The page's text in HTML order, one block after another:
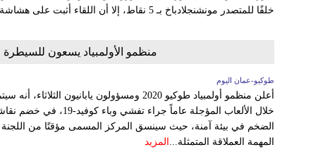
خلفًا للمتصدر مونشنجلادباخ بـ 5 نقاط، إلا أن اللقاء أثبت على هشاشة دفاع الملكي هذا الموسم....
منظمو الأولمبياد يسعون
طوكيو-عمان اليوم
أعلن منظمو أولمبياد طوكيو 2020 ومسؤولون
خلال الألعاب المؤجلة عاماً
الضخم في بيئة آمنة، حيث سينسق المركز المسمى مؤقتًا من
المهمة العملاقة المتمثلة... المزيد